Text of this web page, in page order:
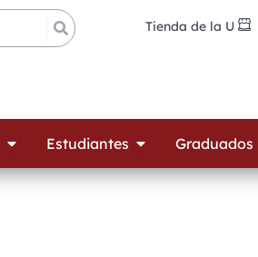
Tienda de la U
Open Oferta Académica
Estudiantes Open Estudiantes
Graduados